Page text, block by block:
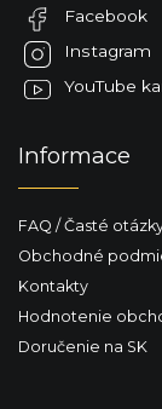
Facebook
Instagram
YouTube
Informace
FAQ / Časté
Obchodné
Kontakty
Hodnotenie
Doručenie na SK